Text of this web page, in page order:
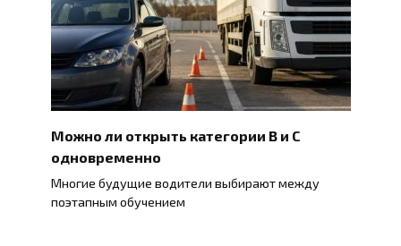
Можно ли открыть категории B и C
одновременно
Многие будущие водители выбирают между
поэтапным обучением